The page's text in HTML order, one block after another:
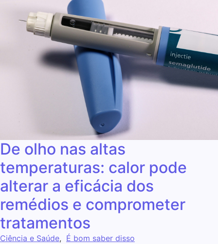
De olho nas altas
temperaturas: calor pode
alterar a eficácia dos
remédios e comprometer
tratamentos
Ciência e Saúde, É bom saber disso